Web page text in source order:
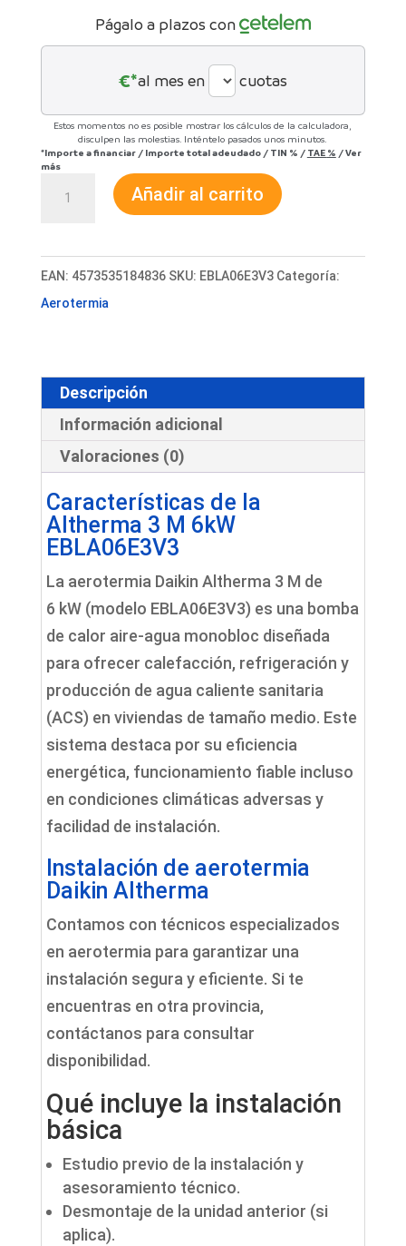
Págalo a plazos con
€*al mes en cuotas
Estos momentos no es posible mostrar los cálculos de la calculadora,
disculpen las molestias. Inténtelo pasados unos minutos.
*Importe a financiar / Importe total adeudado / TIN % / TAE % /Ver
más
Aerotermia
3
M
cantidad
Añadir al carrito
EAN: 4573535184836 SKU: EBLA06E3V3 Categoría:
Aerotermia
Descripción
Información adicional
Valoraciones (0)
Características de la
Altherma 3 M 6kW
EBLA06E3V3
La aerotermia Daikin Altherma 3 M de
6 kW (modelo EBLA06E3V3) es una bomba
de calor aire-agua monobloc diseñada
para ofrecer calefacción, refrigeración y
producción de agua caliente sanitaria
(ACS) en viviendas de tamaño medio. Este
sistema destaca por su eficiencia
energética, funcionamiento fiable incluso
en condiciones climáticas adversas y
facilidad de instalación.
Instalación de aerotermia
Daikin Altherma
Contamos con técnicos especializados
en aerotermia para garantizar una
instalación segura y eficiente. Si te
encuentras en otra provincia,
contáctanos para consultar
disponibilidad.
Qué incluye la instalación
básica
Estudio previo de la instalación y
asesoramiento técnico.
Desmontaje de la unidad anterior (si
aplica).